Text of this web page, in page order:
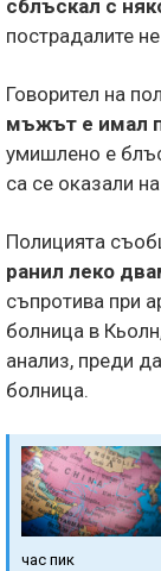
сблъскал с
пострадалите
Говорител на
мъжът е имал
умишлено е
са се оказали
Полицията
ранил леко
съпротива при
болница в
анализ, преди
болница.
час пик